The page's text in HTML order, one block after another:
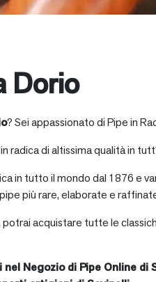
Dorio
? Sei appassionato di Pipe in
radica di altissima qualità in
in tutto il mondo dal 1876 e
più rare, elaborate e
potrai acquistare tutte le
Negozio di Pipe Online di